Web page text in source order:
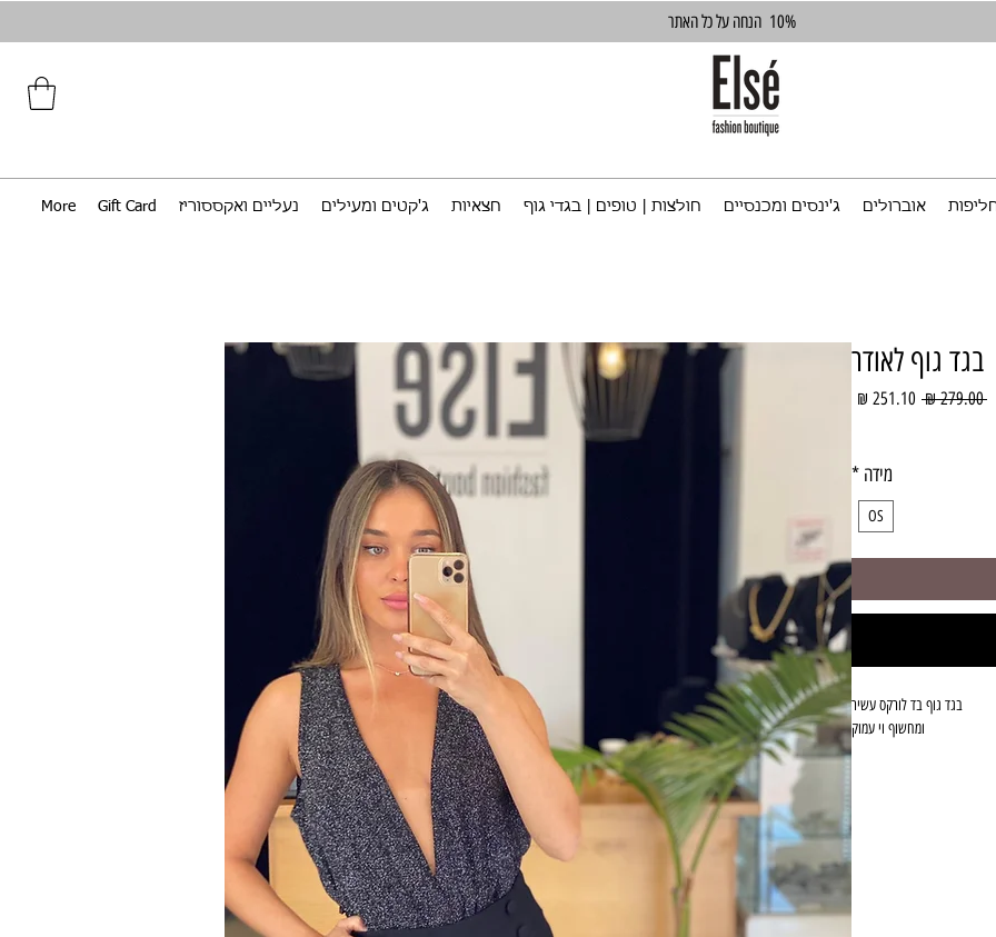
10% הנחה על כל האתר
אוברולים ג'ינסים ומכנסיים חולצות | טופים | בגדי גוף חצאיות ג'קטים ומעילים נעליים ואקססוריז Gift Card
More
בגד גוף לאודר
‏279.00 ‏₪
מחיר
מידה *
OS
ומחשוף וי עמוק